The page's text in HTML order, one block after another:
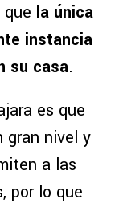
la única
instancia
su casa.
es que
gran nivel y
a las
por lo que